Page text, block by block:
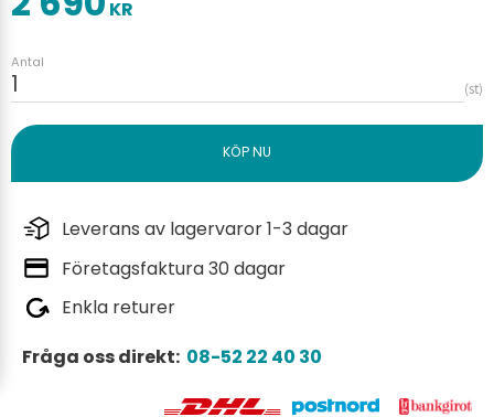
KR
Antal
st
Leverans av lagervaror 1-3 dagar
Företagsfaktura 30 dagar
Enkla returer
Fråga oss direkt: 08-52 22 40 30